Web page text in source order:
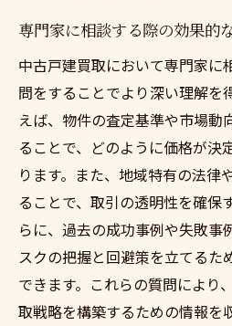
専門家に相談する際の効果的
中古戸建買取において専門家に
問をすることでより深い理解を
えば、物件の査定基準や市場動
ることで、どのように価格が決
ります。また、地域特有の法律
ることで、取引の透明性を確保
らに、過去の成功事例や失敗事
スクの把握と回避策を立てるた
できます。これらの質問により
取戦略を構築するための情報を